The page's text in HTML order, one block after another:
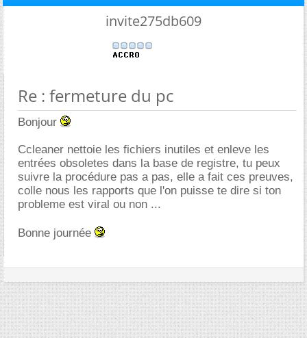
invite275db609
Re : fermeture du pc
Bonjour
Ccleaner nettoie les fichiers inutiles et enleve les
entrées obsoletes dans la base de registre, tu peux
suivre la procédure pas a pas, elle a fait ces preuves,
colle nous les rapports que l'on puisse te dire si ton
probleme est viral ou non ...
Bonne journée